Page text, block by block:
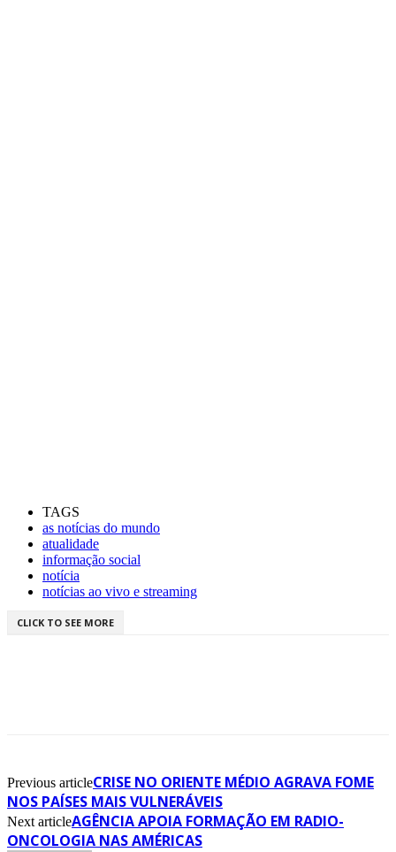
TAGS
as notícias do mundo
atualidade
informação social
notícia
notícias ao vivo e streaming
CLICK TO SEE MORE
Previous articleCRISE NO ORIENTE MÉDIO AGRAVA FOME
NOS PAÍSES MAIS VULNERÁVEIS
Next articleAGÊNCIA APOIA FORMAÇÃO EM RADIO-
ONCOLOGIA NAS AMÉRICAS